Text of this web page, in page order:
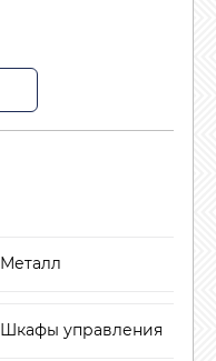
Металл
Шкафы управления